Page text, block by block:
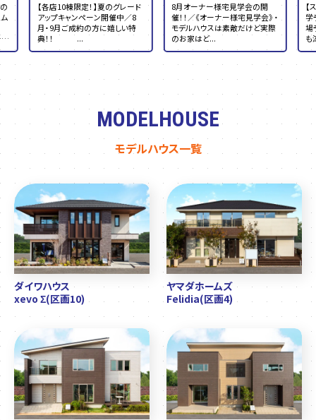
【各店10棟限定！】夏のグレード
アップキャンペーン開催中／8
月・9月ご成約の方に嬉しい特
典！！ ...
8月オーナー様宅見学会の開
催！！／《オーナー様宅見学会》 ・
モデルハウスは素敵だけど実際
のお家はど...
【
学
場
も
MODELHOUSE
モデルハウス一覧
ダイワハウス
xevo Σ(区画10)
ヤマダホームズ
Felidia(区画4)